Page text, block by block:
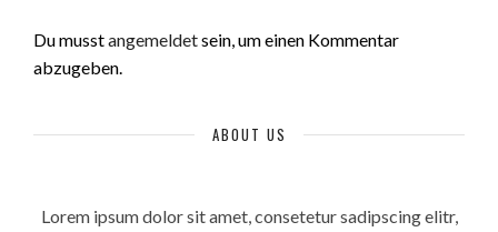
Du musstangemeldetsein, um einen Kommentar
abzugeben.
ABOUT US
Lorem ipsum dolor sit amet, consetetur sadipscing elitr,